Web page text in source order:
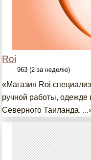
Roi
963 (2 за неделю)
«Магазин Roi
ручной работы, одежде
Северного Таиланда.